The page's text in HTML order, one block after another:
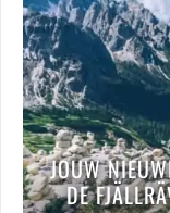
JOUW
DE